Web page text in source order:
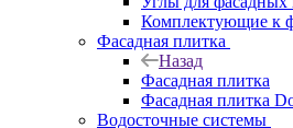
Комплектующие к
Фасадная плитка
Назад
Фасадная плитка
Фасадная плитка
Водосточные системы